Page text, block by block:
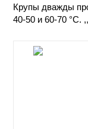
ХИМИЯ НА
И
Крупы дважды
40-50 и 60-70 °С.